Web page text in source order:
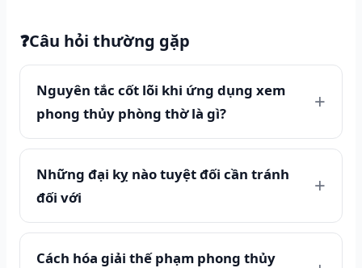
❓Câu hỏi thường gặp
Nguyên tắc cốt lõi khi ứng dụng xem
phong thủy phòng thờ là gì?
Những đại kỵ nào tuyệt đối cần tránh
đối với
Cách hóa giải thế phạm phong thủy